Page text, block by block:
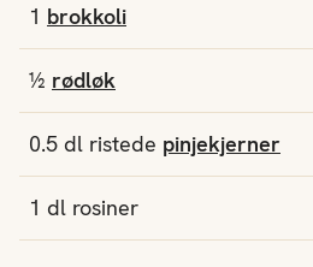
1 brokkoli
½ rødløk
0.5 dl ristede pinjekjerner
1 dl rosiner